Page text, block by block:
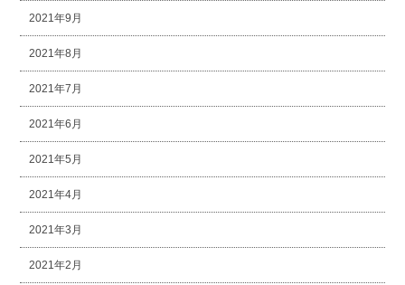
2021年9月
2021年8月
2021年7月
2021年6月
2021年5月
2021年4月
2021年3月
2021年2月